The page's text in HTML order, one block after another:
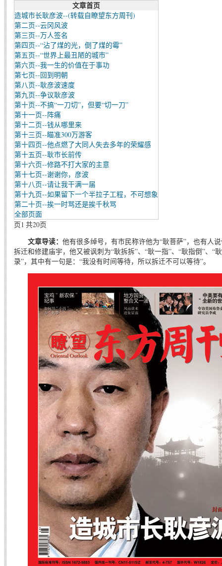
文章首页
造城市长耿彦波--(转载自瞭望东方周刊)
第二页--云冈风波
第三页--万人签名
第四页--“沾了煤的光，倒了煤的霉”
第五页--“世界上最丑陋的城市”
第六页--我一生的价值在于事功
第七页--回到明朝
第八页--耿彦波速度
第九页--争议耿彦波
第十页--不搞“一刀切”，但要“切一刀”
第十一页--阵痛
第十二页--钱从哪里来
第十三页--瞄准300万游客
第十四页--他点燃了大同人失去多年的荣耀感
第十五页--耿市长前传
第十六页--修路不打大家的主意
第十七页--谢谢你，彦波
第十八页--请让我干满一届
第十九页--如果留下一个半拉子工程，不可想象
第二十页--挨一时骂还是挨千秋骂
全部页面
页1 共20页
文章导读： 他有很多绰号，有市民称许他为“耿菩萨”，也有人
拆迁和修建庙宇，他又被讽刺为“耿拆拆”、“耿一指”、“耿指倒”、“
录”，其中有一句是：“我没有时间等待，所以拆迁不可以等待”。